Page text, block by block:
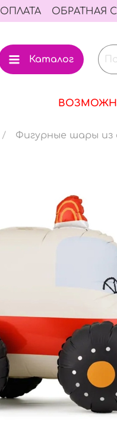
ОПЛАТА ОБРАТНАЯ
Каталог
Фигурные шары из